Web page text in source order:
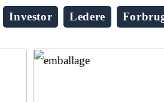
Investor Ledere